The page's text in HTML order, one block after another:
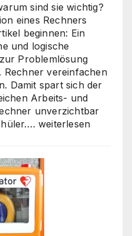
sind sie wichtig?
eines Rechners
beginnen: Ein
und logische
Problemlösung
Rechner vereinfachen
Damit spart sich der
Arbeits- und
unverzichtbar
Die
Rechner:
Von
Hardware
Online-
Tools
weiterlesen